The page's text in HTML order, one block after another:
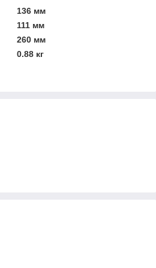
136 мм
111 мм
260 мм
0.88 кг